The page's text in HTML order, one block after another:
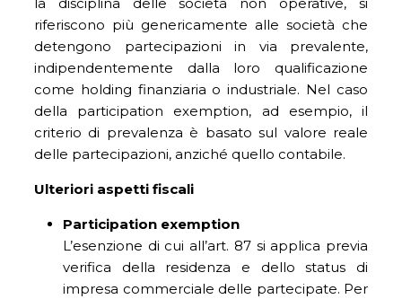
riferiscono più genericamente alle società che
detengono partecipazioni in via prevalente,
indipendentemente dalla loro qualificazione
come holding finanziaria o industriale. Nel caso
della participation exemption, ad esempio, il
criterio di prevalenza è basato sul valore reale
delle partecipazioni, anziché quello contabile.
Ulteriori aspetti fiscali
Participation exemption
L’esenzione di cui all’art. 87 si applica previa
verifica della residenza e dello status di
impresa commerciale delle partecipate. Per